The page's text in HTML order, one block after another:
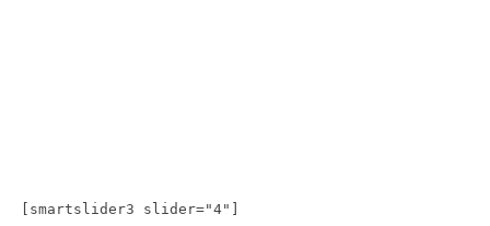
[smartslider3 slider="4"]